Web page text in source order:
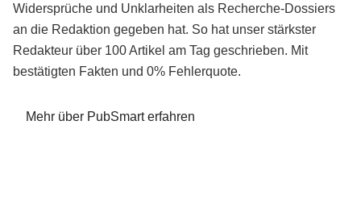
Widersprüche und Unklarheiten als Recherche-Dossiers
an die Redaktion gegeben hat. So hat unser stärkster
Redakteur über 100 Artikel am Tag geschrieben. Mit
bestätigten Fakten und 0% Fehlerquote.
Mehr über PubSmart erfahren